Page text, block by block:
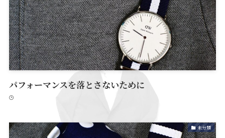
パフォーマンスを落とさないために
未分類